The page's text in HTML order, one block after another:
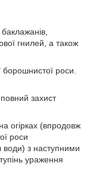
гнилей, а також
борошнистої роси.
захист
огірках (впродовж
роси
з наступними
ураження